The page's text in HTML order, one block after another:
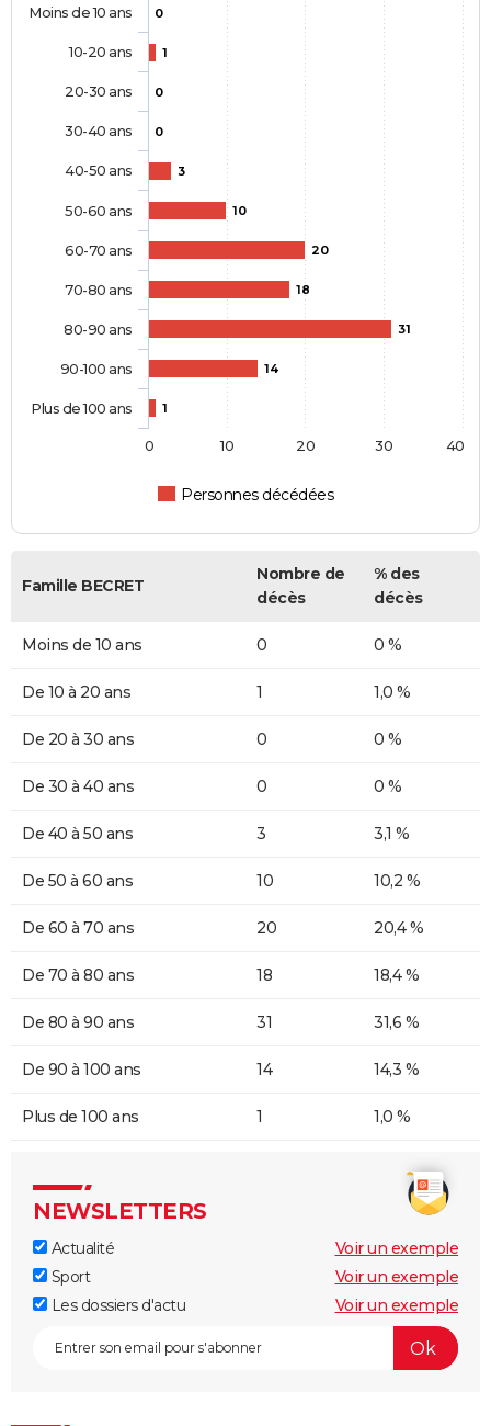
0
1
0
0
3
10
20
18
31
14
1
Personnes décédées
Moins de 10 ans
10-20 ans
20-30 ans
30-40 ans
40-50 ans
50-60 ans
60-70 ans
70-80 ans
80-90 ans
90-100 ans
Plus de 100 ans
0 10 20 30 40
Famille BECRET
Nombre de
décès
% des
décès
Moins de 10 ans 0 0 %
De 10 à 20 ans 1 1,0 %
De 20 à 30 ans 0 0 %
De 30 à 40 ans 0 0 %
De 40 à 50 ans 3 3,1 %
De 50 à 60 ans 10 10,2 %
De 60 à 70 ans 20 20,4 %
De 70 à 80 ans 18 18,4 %
De 80 à 90 ans 31 31,6 %
De 90 à 100 ans 14 14,3 %
Plus de 100 ans 1 1,0 %
NEWSLETTERS
Actualité
Voir un exemple
Sport
Voir un exemple
Les dossiers d'actu
Voir un exemple